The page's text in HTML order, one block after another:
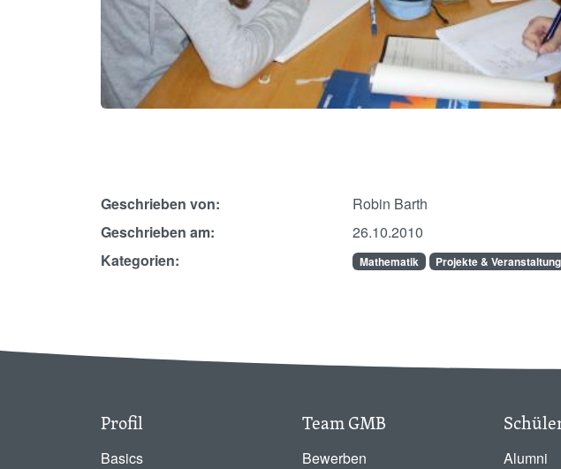
Geschrieben von:
Robin Barth
Geschrieben am:
26.10.2010
Kategorien:
Mathematik Projekte &
Profil
Basics
Team GMB
Bewerben
Alumni